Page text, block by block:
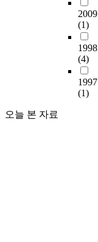
2009
(1)
1998
(4)
1997
(1)
오늘 본 자료